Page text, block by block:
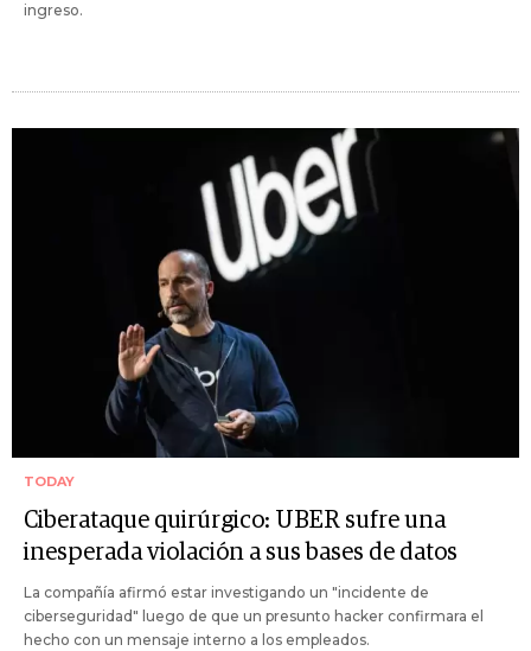
ingreso.
TODAY
Ciberataque quirúrgico: UBER sufre una
inesperada violación a sus bases de datos
La compañía afirmó estar investigando un "incidente de
ciberseguridad" luego de que un presunto hacker confirmara el
hecho con un mensaje interno a los empleados.